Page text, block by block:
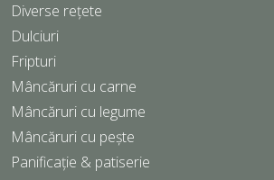
Diverse rețete
Dulciuri
Fripturi
Mâncăruri cu carne
Mâncăruri cu legume
Mâncăruri cu pește
Panificație & patiserie